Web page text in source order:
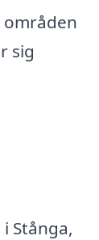
områden
sig
Stånga,